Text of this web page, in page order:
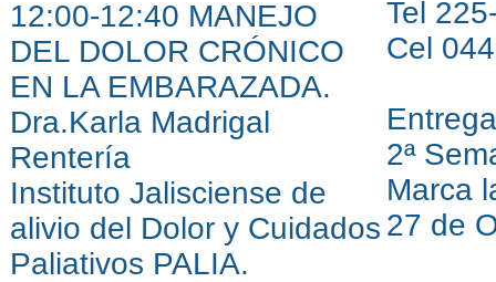
12:00-12:40 MANEJO
DEL DOLOR CRÓNICO
EN LA EMBARAZADA.
Dra.Karla Madrigal
Rentería
Instituto Jalisciense de
alivio del Dolor y Cuidados
Paliativos PALIA.
Tel
Cel
2ª
Marca
27 de